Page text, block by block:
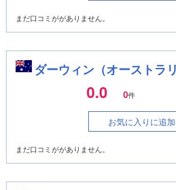
まだ口コミががありません。
ダーウィン（オーストラリ
0.0 0件
お気に入りに追加
まだ口コミががありません。